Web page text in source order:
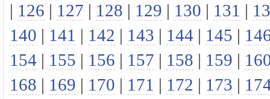
| 126 | 127 | 128 | 129 | 130 | 131 |
140 | 141 | 142 | 143 | 144 | 145 |
154 | 155 | 156 | 157 | 158 | 159 |
168 | 169 | 170 | 171 | 172 | 173 |